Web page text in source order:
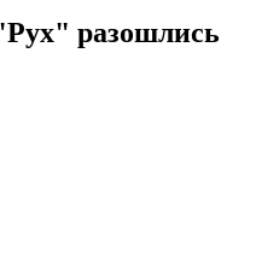
разошлись